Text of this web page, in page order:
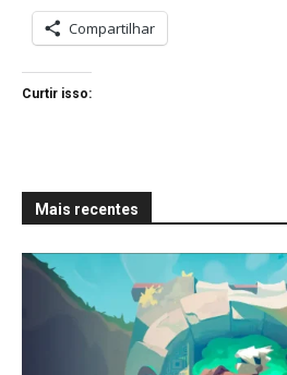
Compartilhar
Curtir isso:
Mais recentes